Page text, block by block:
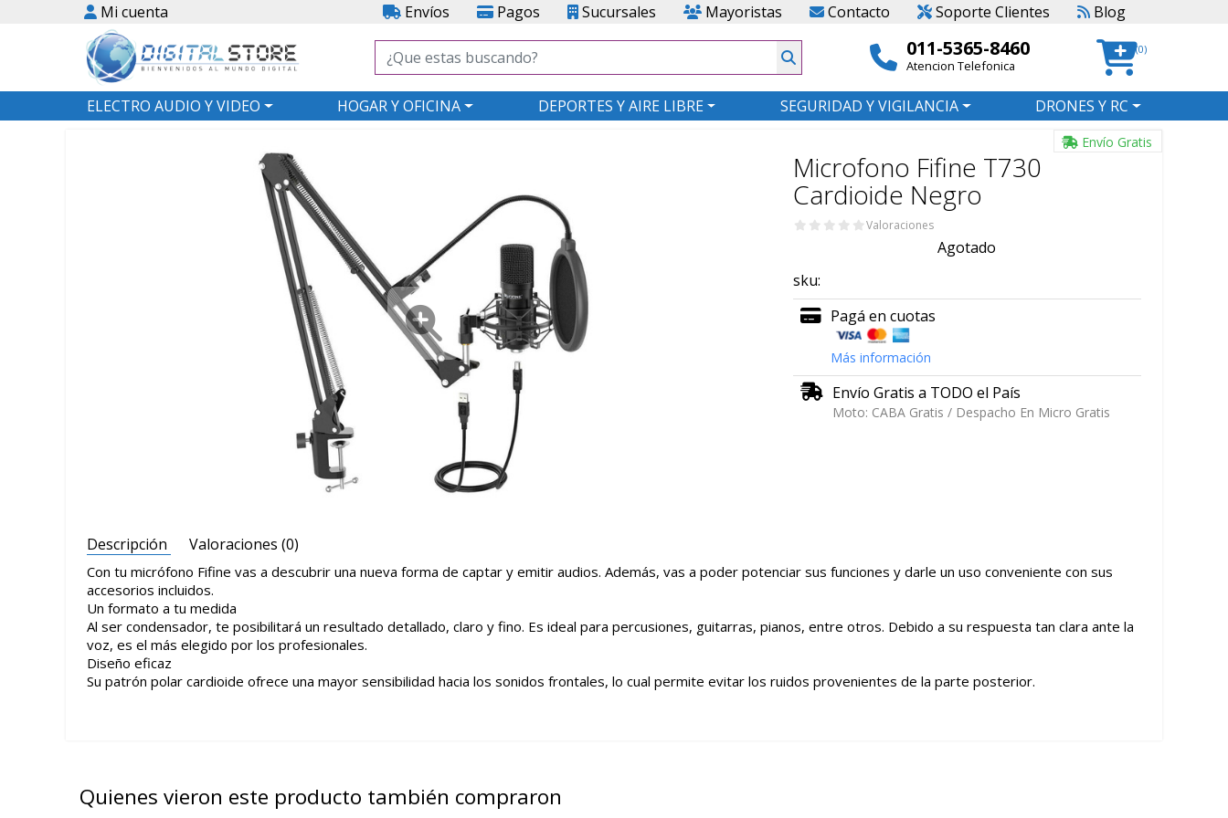
Mi cuenta Envíos Pagos Sucursales Mayoristas Contacto Soporte Clientes Blog
011-5365-8460
Atencion Telefonica
(0)
ELECTRO AUDIO Y VIDEO HOGAR Y OFICINA DEPORTES Y AIRE LIBRE SEGURIDAD Y VIGILANCIA DRONES Y RC
Microfono Fifine T730
Cardioide Negro
Valoraciones
Agotado
Envío Gratis
sku:
Pagá en cuotas
Más información
Envío Gratis a TODO el País
Moto: CABA Gratis / Despacho En Micro Gratis
Descripción Valoraciones (0)
Con tu micrófono Fifine vas a descubrir una nueva forma de captar y emitir audios. Además, vas a poder potenciar sus funciones y darle un uso conveniente con sus
accesorios incluidos.
Un formato a tu medida
Al ser condensador, te posibilitará un resultado detallado, claro y fino. Es ideal para percusiones, guitarras, pianos, entre otros. Debido a su respuesta tan clara ante la
voz, es el más elegido por los profesionales.
Diseño eficaz
Su patrón polar cardioide ofrece una mayor sensibilidad hacia los sonidos frontales, lo cual permite evitar los ruidos provenientes de la parte posterior.
Quienes vieron este producto también compraron